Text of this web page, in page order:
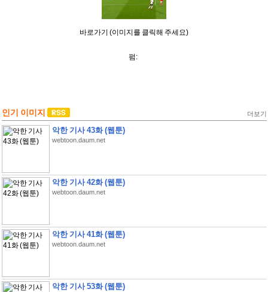
바로가기 (이미지를 클릭해 주세요)
펌:
인기 이미지 더보기
악한 기사 43화 (웹툰)
webtoon.daum.net
악한 기사 42화 (웹툰)
webtoon.daum.net
악한 기사 41화 (웹툰)
webtoon.daum.net
악한 기사 53화 (웹툰)